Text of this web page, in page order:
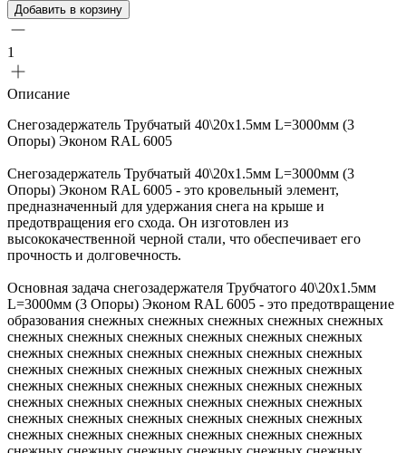
Добавить в корзину
1
Описание
Снегозадержатель Трубчатый 40\20х1.5мм L=3000мм (3
Опоры) Эконом RAL 6005
Снегозадержатель Трубчатый 40\20х1.5мм L=3000мм (3
Опоры) Эконом RAL 6005 - это кровельный элемент,
предназначенный для удержания снега на крыше и
предотвращения его схода. Он изготовлен из
высококачественной черной стали, что обеспечивает его
прочность и долговечность.
Основная задача снегозадержателя Трубчатого 40\20х1.5мм
L=3000мм (3 Опоры) Эконом RAL 6005 - это предотвращение
образования снежных снежных снежных снежных снежных
снежных снежных снежных снежных снежных снежных
снежных снежных снежных снежных снежных снежных
снежных снежных снежных снежных снежных снежных
снежных снежных снежных снежных снежных снежных
снежных снежных снежных снежных снежных снежных
снежных снежных снежных снежных снежных снежных
снежных снежных снежных снежных снежных снежных